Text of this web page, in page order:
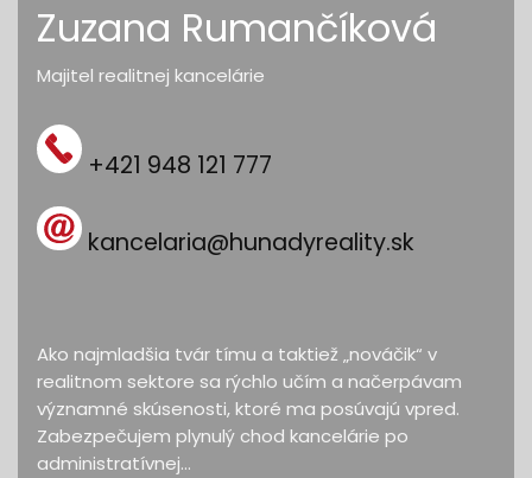
Zuzana Rumančíková
Majitel realitnej kancelárie
+421 948 121 777
kancelaria@hunadyreality.sk
Ako najmladšia tvár tímu a taktiež „nováčik“ v
realitnom sektore sa rýchlo učím a načerpávam
významné skúsenosti, ktoré ma posúvajú vpred.
Zabezpečujem plynulý chod kancelárie po
administratívnej...